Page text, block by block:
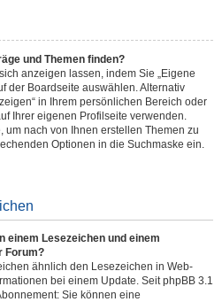
und Themen finden?
anzeigen lassen, indem Sie „Eigene
der Boardseite auswählen. Alternativ
in Ihrem persönlichen Bereich oder
Ihrer eigenen Profilseite verwenden.
um nach von Ihnen erstellen Themen zu
Optionen in die Suchmaske ein.
einem Lesezeichen und einem
Forum?
ähnlich den Lesezeichen in Web-
bei einem Update. Seit phpBB 3.1
Sie können eine